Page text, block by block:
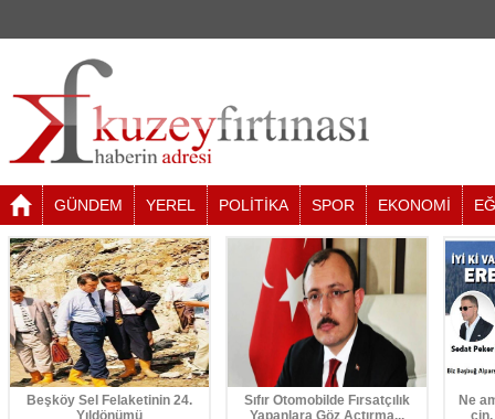
GÜNDEM YEREL POLİTİKA SPOR EKONOMİ
Beşköy Sel Felaketinin 24.
Yıldönümü
Sıfır Otomobilde Fırsatçılık
Yapanlara Göz Açtırma...
Ne